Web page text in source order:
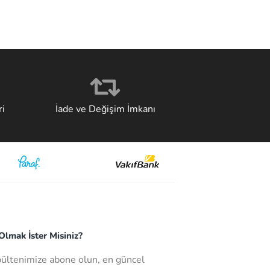
İade ve Değişim İmkanı
İster Misiniz?
abone olun, en güncel